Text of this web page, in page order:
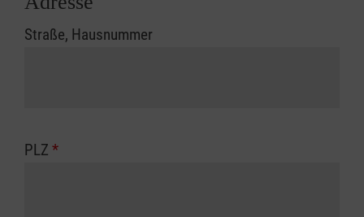
Straße, Hausnummer
PLZ *